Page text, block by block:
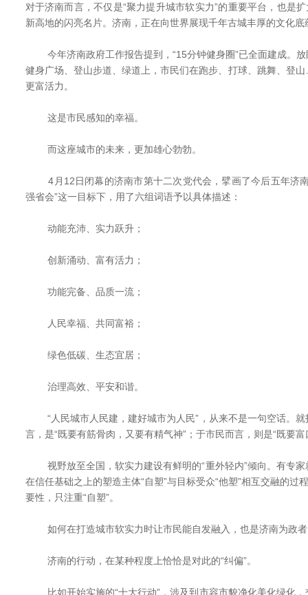
对于济南而言，不仅是“聚力提升城市软实力”的重要平台，也是
新高地的闪亮名片。济南，正在向世界展现千年古城丰厚的文化底
今年济南政府工作报告提到，“15分钟健身圈”已全面建成。放
健身广场、登山步道、绿道上，市民们在跑步、打球、跳舞、登
更富活力。
这是市民感知的幸福。
而这座城市的未来，更加雄心勃勃。
4月12日闭幕的济南市第十二次党代会，擘画了今后五年济南
强省会”这一目标下，用了六组词语予以具体描述：
动能充沛、实力跃升；
创新涌动、富有活力；
功能完备、品质一流；
人民幸福、共同富裕；
绿色低碳、生态宜居；
治理高效、平安和谐。
“人民城市人民建，建好城市为人民”，从来不是一句空话。就
言，是“既要有筋骨肉，又要有精气神”；于市民而言，则是“既要
视野放至全国，软实力建设有鲜明的“重外轻内”倾向。有专家
在信任基础之上的塑造主体“自塑”与目标受众“他塑”相互交融的过
要性，只注重“自塑”。
如何在打造城市软实力时让市民能自发融入，也是济南为政者
济南的行动，在某种程度上恰恰是对此的“纠偏”。
比如开始实施的“十大行动”，涉及到市容市貌净化美化绿化，